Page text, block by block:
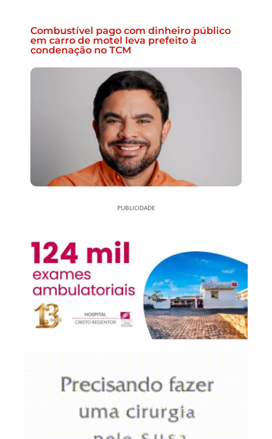
Combustível pago com dinheiro público
em carro de motel leva prefeito à
condenação no TCM
PUBLICIDADE